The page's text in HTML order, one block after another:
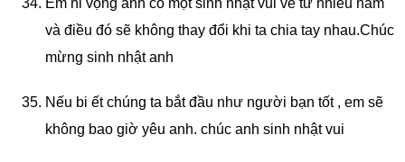
Em hi vọng anh có một sinh nhật vui vẻ từ nhiều năm
và điều đó sẽ không thay đổi khi ta chia tay nhau.Chúc
mừng sinh nhật anh
Nếu bi ết chúng ta bắt đầu như người bạn tốt , em sẽ
không bao giờ yêu anh. chúc anh sinh nhật vui